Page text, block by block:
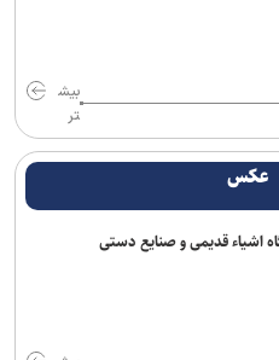
مهاجرتی به کانادا/ دست مدیر
ایستگاه‌های مترو/ پیش‌بینی هوشمند
زنجیره‌ای ۱۲ خودرو با ۱۹ مصدوم در محور یاسوج–اصفهان/ علت
بیش
تر
عکس
اشیاء قدیمی و صنایع دستی